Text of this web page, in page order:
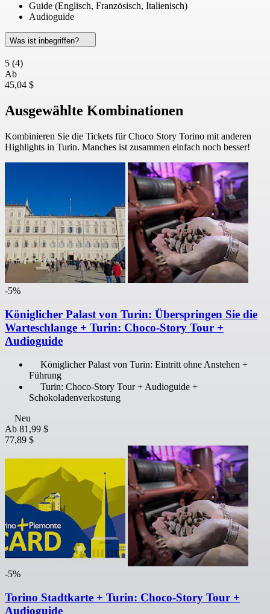
Guide (Englisch, Französisch, Italienisch)
Audioguide
Was ist inbegriffen?
5 (4)
Ab
45,04 $
Ausgewählte Kombinationen
Kombinieren Sie die Tickets für Choco Story Torino mit anderen
Highlights in Turin. Manches ist zusammen einfach noch besser!
-5%
Königlicher Palast von Turin: Überspringen Sie die
Warteschlange + Turin: Choco-Story Tour +
Audioguide
Königlicher Palast von Turin: Eintritt ohne Anstehen +
Führung
Turin: Choco-Story Tour + Audioguide +
Schokoladenverkostung
Neu
Ab 81,99 $
77,89 $
-5%
Torino Stadtkarte + Turin: Choco-Story Tour +
Audioguide